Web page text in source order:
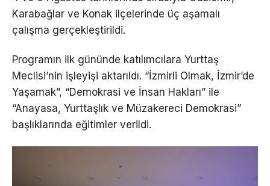
Karabağlar ve Konak ilçelerinde üç aşamalı
çalışma gerçekleştirildi.
Programın ilk gününde katılımcılara Yurttaş
Meclisi’nin işleyişi aktarıldı. “İzmirli Olmak, İzmir’de
Yaşamak”, “Demokrasi ve İnsan Hakları” ile
“Anayasa, Yurttaşlık ve Müzakereci Demokrasi”
başlıklarında eğitimler verildi.